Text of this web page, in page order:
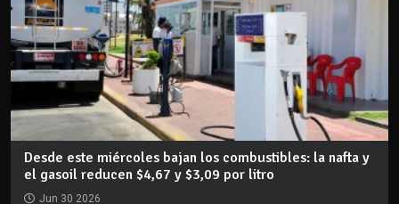
Desde este miércoles bajan los combustibles: la nafta y
el gasoil reducen $4,67 y $3,09 por litro
Jun 30 2026